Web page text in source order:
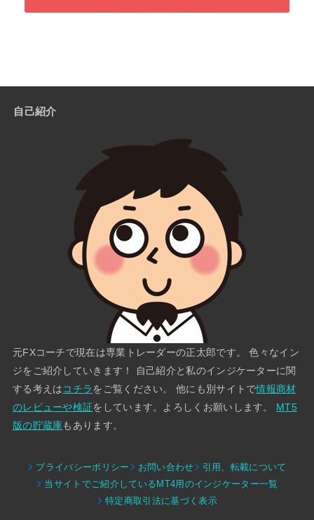
自己紹介
元FXコーチで現在は専業トレーダーの正太郎です。 色々なイン
ジをご紹介していきます！ 自己紹介と私のインジケーターに関
する考えはコチラをご覧ください。 他にも別サイトで情報商材
のレビューや検証をしています。よろしくお願いします。 MT5
版の貯蔵庫もあります。
プライバシーポリシー お問い合わせ
引用、転載について
当サイトでご紹介しているMT4用のインジケーター一覧
特定商取引法に基づく表示